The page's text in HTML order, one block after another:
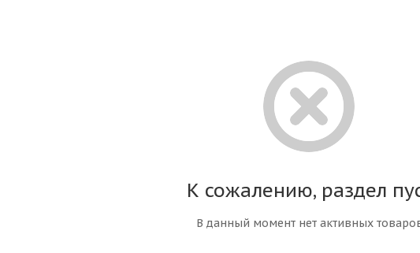
К сожалению, раздел
В данный момент нет активных